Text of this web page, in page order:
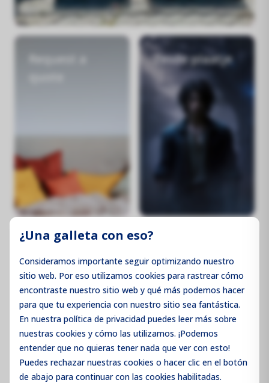
¿Una galleta con eso?
Consideramos importante seguir optimizando nuestro
sitio web. Por eso utilizamos cookies para rastrear cómo
encontraste nuestro sitio web y qué más podemos hacer
para que tu experiencia con nuestro sitio sea fantástica.
En nuestra política de privacidad puedes leer más sobre
nuestras cookies y cómo las utilizamos. ¡Podemos
entender que no quieras tener nada que ver con esto!
Puedes rechazarnuestras cookies o hacer clic en el botón
de abajo para continuar con las cookies habilitadas.
Request a
Zesde plaatje